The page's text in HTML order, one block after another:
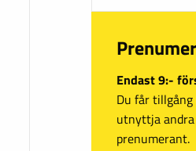
Endast 9:-
Du får
utnyttja
prenumerant.